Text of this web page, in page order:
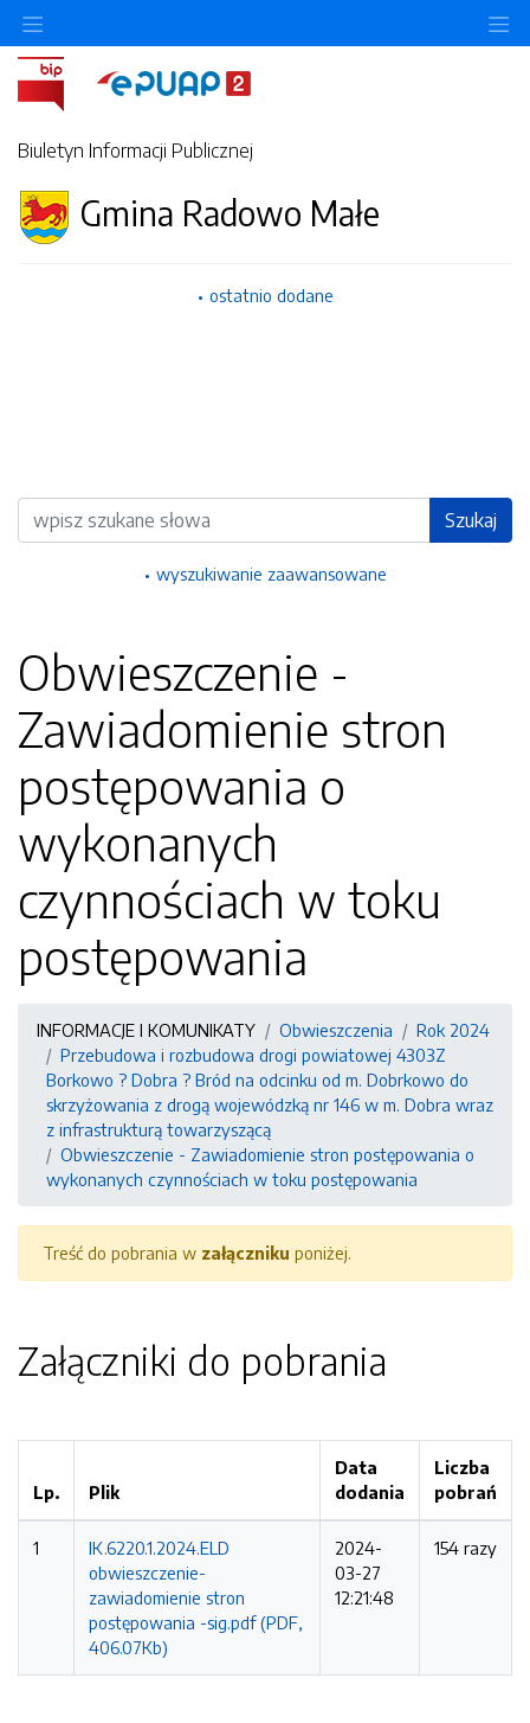
Biuletyn Informacji Publicznej
Gmina Radowo Małe
ostatnio dodane
Wyszukiwarka Szukaj
wyszukiwanie zaawansowane
Obwieszczenie -
Zawiadomienie stron
postępowania o
wykonanych
czynnościach w toku
postępowania
INFORMACJE I KOMUNIKATY Obwieszczenia
Rok 2024
Przebudowa i rozbudowa drogi powiatowej 4303Z
Borkowo ? Dobra ? Bród na odcinku od m. Dobrkowo do
skrzyżowania z drogą wojewódzką nr 146 w m. Dobra wraz
z infrastrukturą towarzyszącą
Obwieszczenie - Zawiadomienie stron postępowania o
wykonanych czynnościach w toku postępowania
Treść do pobrania w załączniku poniżej.
Załączniki do pobrania
Lp. Plik
Data
dodania
Liczba
pobrań
1
IK.6220.1.2024.ELD
obwieszczenie-
zawiadomienie stron
postępowania -sig.pdf (PDF,
406.07Kb)
2024-
03-27
12:21:48
154 razy